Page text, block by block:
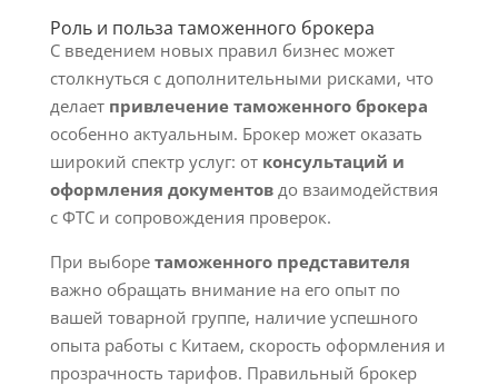
Роль и польза таможенного брокера
С введением новых правил бизнес может
столкнуться с дополнительными рисками, что
делает привлечение таможенного брокера
особенно актуальным. Брокер может оказать
широкий спектр услуг: от консультаций и
оформления документовдо взаимодействия
с ФТС и сопровождения проверок.
При выборе таможенного представителя
важно обращать внимание на его опыт по
вашей товарной группе, наличие успешного
опыта работы с Китаем, скорость оформления и
прозрачность тарифов. Правильный брокер